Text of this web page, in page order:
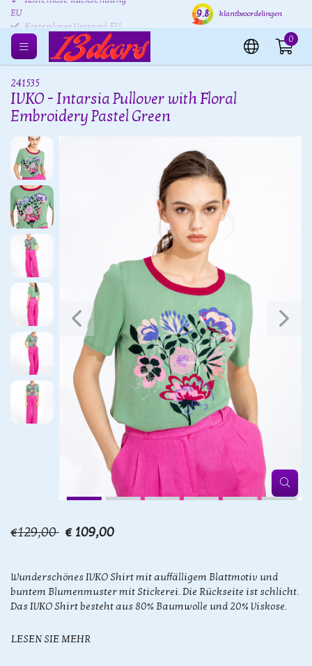
Kostenlose Rücksendung
EU
Versand innerhalb von 24
9.8 klantbeoordelingen
0
241535
IVKO - Intarsia Pullover with Floral
Embroidery Pastel Green
€129,00 € 109,00
Wunderschönes IVKO Shirt mit auffälligem Blattmotiv und
buntem Blumenmuster mit Stickerei. Die Rückseite ist schlicht.
Das IVKO Shirt besteht aus 80% Baumwolle und 20% Viskose.
LESEN SIE MEHR